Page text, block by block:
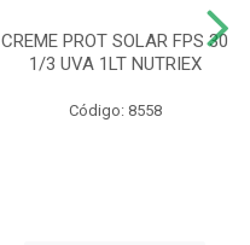
CREME PROT SOLAR FPS 30
1/3 UVA 1LT NUTRIEX
Código: 8558